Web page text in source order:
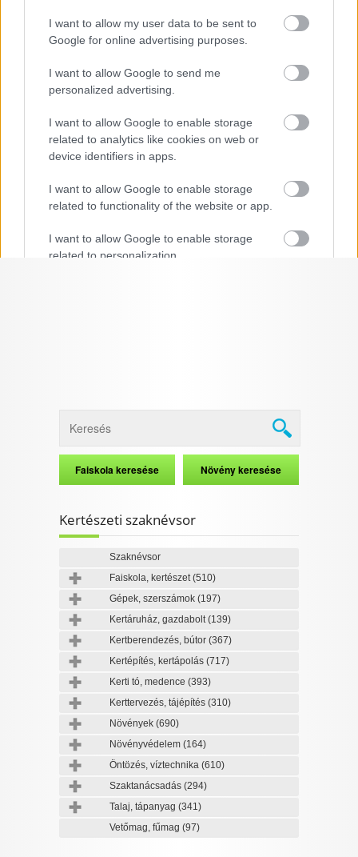
I want to allow my user data to be sent to
Google for online advertising purposes.
I want to allow Google to send me
personalized advertising.
I want to allow Google to enable storage
related to analytics like cookies on web or
device identifiers in apps.
I want to allow Google to enable storage
related to functionality of the website or app.
I want to allow Google to enable storage
related to personalization.
Data Deletion Privacy Policy
14
13
10
7
8
6
2
4
2
14
13
10
7
6
2
Kertészeti szaknévsor
Szaknévsor
Faiskola, kertészet(510)
Gépek, szerszámok (197)
Kertáruház, gazdabolt(139)
Kertberendezés, bútor (367)
Kertépítés, kertápolás (717)
Kerti tó, medence (393)
Kerttervezés, tájépítés (310)
Növények (690)
Növényvédelem (164)
Öntözés, víztechnika (610)
Szaktanácsadás (294)
Talaj, tápanyag (341)
Vetőmag, fűmag (97)